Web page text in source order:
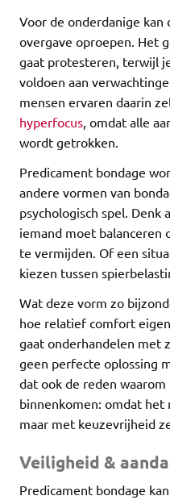
Voor de onderdanige kan
overgave oproepen. Het
gaat protesteren, terwijl
voldoen aan
mensen ervaren daarin
hyperfocus , omdat alle
wordt getrokken.
Predicament bondage
andere vormen van
psychologisch spel. Denk
iemand moet balanceren
te vermijden. Of een
kiezen tussen
Wat deze vorm zo
hoe relatief comfort
gaat onderhandelen met
geen perfecte oplossing
dat ook de reden
binnenkomen: omdat het
maar met keuzevrijheid
Veiligheid &
Predicament bondage